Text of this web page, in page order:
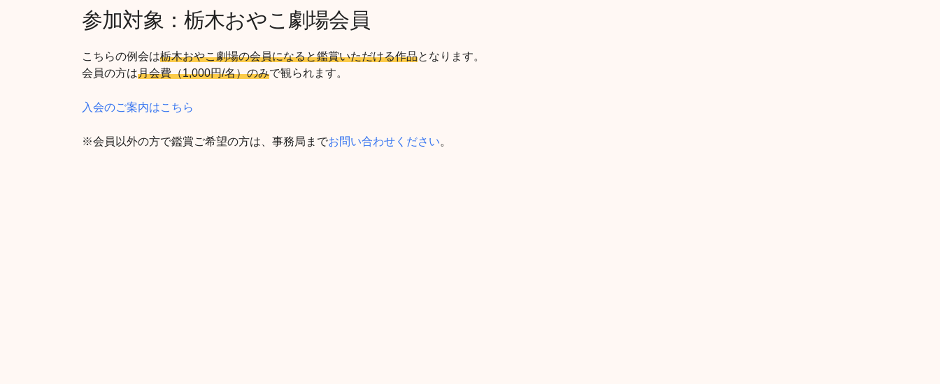
参加対象：栃木おやこ劇場会員
こちらの例会は栃木おやこ劇場の会員になると鑑賞いただける作品となります。
会員の方は月会費（1,000円/名）のみで観られます。
入会のご案内はこちら
※会員以外の方で鑑賞ご希望の方は、事務局までお問い合わせください。